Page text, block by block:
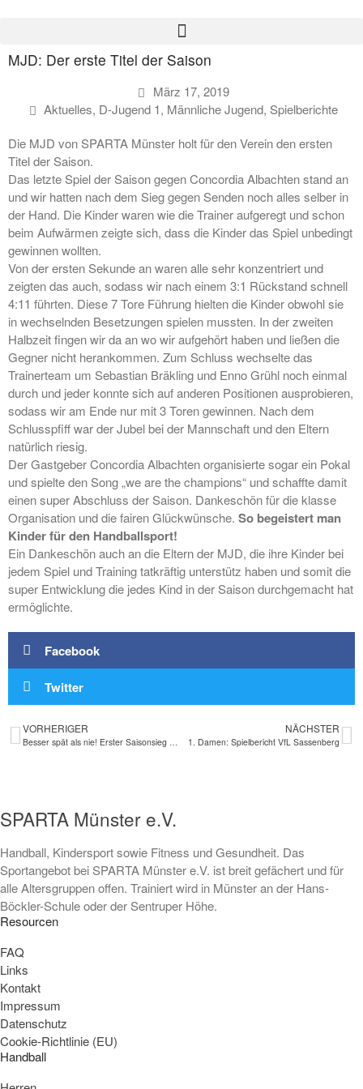
Verein
Vorstand
Geschichte
Beitragsordnung
Mitglied werden!
Satzung
#SPARTAinsights
Handball
SPARTA HEROES
Herren
1. Herren
2. Herren
3. Herren
Damen
2. Damen
3. Damen
4. Damen
Männliche Jugend
Männliche A/B-Jugend
Männliche C-Jugend
Männliche D-Jugend
Männliche E-Jugend
Abteilung
Fitness und Gesundheit
Fit und Gesund 1
Fit und Gesund 2
MJD: Der erste Titel der Saison
März 17, 2019
Aktuelles, D-Jugend 1, Männliche Jugend,Spielberichte
Die MJD von SPARTA Münster holt für den Verein den ersten
Titel der Saison.
Das letzte Spiel der Saison gegen Concordia Albachten stand an
und wir hatten nach dem Sieg gegen Senden noch alles selber in
der Hand. Die Kinder waren wie die Trainer aufgeregt und schon
beim Aufwärmen zeigte sich, dass die Kinder das Spiel unbedingt
gewinnen wollten.
Von der ersten Sekunde an waren alle sehr konzentriert und
zeigten das auch, sodass wir nach einem 3:1 Rückstand schnell
4:11 führten. Diese 7 Tore Führung hielten die Kinder obwohl sie
in wechselnden Besetzungen spielen mussten. In der zweiten
Halbzeit fingen wir da an wo wir aufgehört haben und ließen die
Gegner nicht herankommen. Zum Schluss wechselte das
Trainerteam um Sebastian Bräkling und Enno Grühl noch einmal
durch und jeder konnte sich auf anderen Positionen ausprobieren,
sodass wir am Ende nur mit 3 Toren gewinnen. Nach dem
Schlusspfiff war der Jubel bei der Mannschaft und den Eltern
natürlich riesig.
Der Gastgeber Concordia Albachten organisierte sogar ein Pokal
und spielte den Song „we are the champions“ und schaffte damit
einen super Abschluss der Saison. Dankeschön für die klasse
Organisation und die fairen Glückwünsche. So begeistert man
Kinder für den Handballsport!
Ein Dankeschön auch an die Eltern der MJD, die ihre Kinder bei
jedem Spiel und Training tatkräftig unterstütz haben und somit die
super Entwicklung die jedes Kind in der Saison durchgemacht hat
ermöglichte.
Facebook
Twitter
VORHERIGER
Besser spät als nie! Erster Saisonsieg bei Spartas Ersten Damen
NÄCHSTER
1. Damen: Spielbericht VfL Sassenberg
SPARTA Münster e.V.
Handball, Kindersport sowie Fitness und Gesundheit. Das
Sportangebot bei SPARTA Münster e.V. ist breit gefächert und für
alle Altersgruppen offen. Trainiert wird in Münster an der Hans-
Böckler-Schule oder der Sentruper Höhe.
Resourcen
FAQ
Links
Kontakt
Impressum
Datenschutz
Cookie-Richtlinie (EU)
Handball